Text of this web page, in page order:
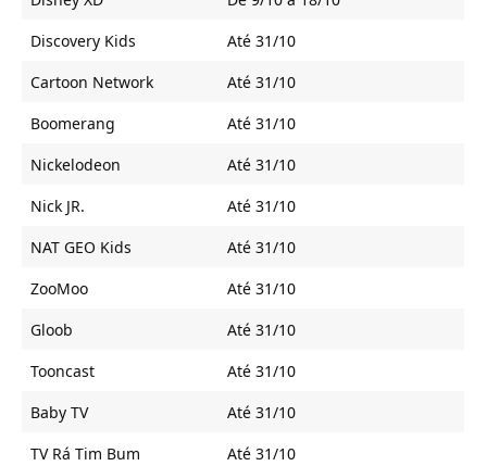
Discovery Kids
Até 31/10
Cartoon Network
Até 31/10
Boomerang
Até 31/10
Nickelodeon
Até 31/10
Nick JR.
Até 31/10
NAT GEO Kids
Até 31/10
ZooMoo
Até 31/10
Gloob
Até 31/10
Tooncast
Até 31/10
Baby TV
Até 31/10
TV Rá Tim Bum
Até 31/10